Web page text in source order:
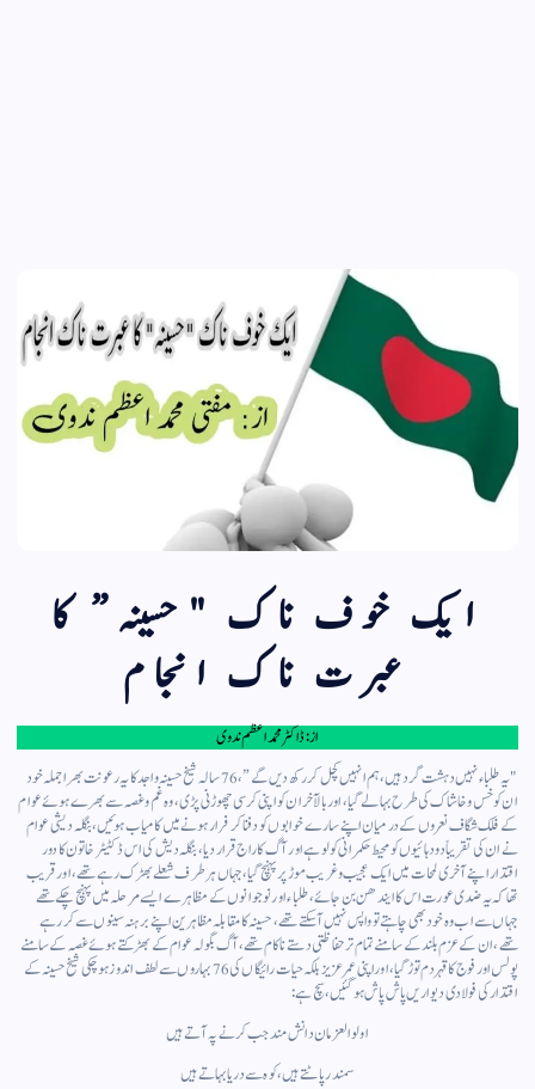
ایک خوف ناک "حسینہ” کا
عبرت ناک انجام
از : ڈاکٹر محمد اعظم ندوی
"یہ طلباء نہیں دہشت گرد ہیں،ہم انہیں کچل کر رکھ دیں گے”، 76 سالہ شیخ حسینہ واجد کا یہ رعونت بھرا جملہ خود
ان کو خس وخاشاک کی طرح بہا لے گیا، اور بالآخر ان کو اپنی کرسی چھوڑنی پڑی، وہ غم و غصہ سے بھرے ہوئے عوام
کے فلک شگاف نعروں کے درمیان اپنے سارے خوابوں کو دفنا کر فرار ہونے میں کامیاب ہوئیں، بنگلہ دیشی عوام
نے ان کی تقریباً دو دہائیوں کو محیط حکمرانی کو لوہے اور آگ کا راج قرار دیا، بنگلہ دیش کی اس ڈکٹیٹر خاتون کا دور
اقتدار اپنے آخری لمحات میں ایک عجیب وغریب موڑ پر پہنچ گیا، جہاں ہر طرف شعلے بھڑک رہے تھے، اور قریب
تھا کہ یہ ضدی عورت اس کا ایندھن بن جائے، طلباء اور نوجوانوں کے مظاہرے ایسے مرحلہ میں پہنچ چکے تھے
جہاں سے اب وہ خود بھی چاہتے تو واپس نہیں آسکتے تھے، حسینہ کا مقابلہ مظاہرین اپنے برہنہ سینوں سے کررہے
تھے، ان کے عزم بلند کے سامنے تمام تر حفاظتی دستے ناکام تھے، آگ بگولہ عوام کے بھڑکتے ہوئے غصہ کے سامنے
پولس اور فوج کا قہر دم توڑ گیا، اوراپنی عمر عزیز بلکہ حیات رائیگاں کی76 بہاروں سے لطف اندوز ہوچکی شیخ حسینہ کے
اقتدارکی فولادی دیواریں پاش پاش ہوگئیں، سچ ہے:
اولو العزمان دانش مند جب کرنے پہ آتے ہیں
سمندر پاٹتے ہیں، کوہ سے دریا بہاتے ہیں